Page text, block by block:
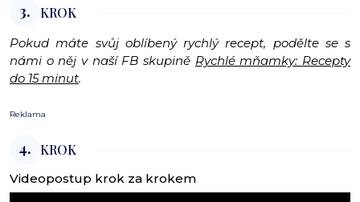
3. KROK
Pokud máte svůj oblíbený rychlý recept, podělte se s
námi o něj v naší FB skupině Rychlé mňamky: Recepty
do 15 minut.
Reklama
4. KROK
Videopostup krok za krokem